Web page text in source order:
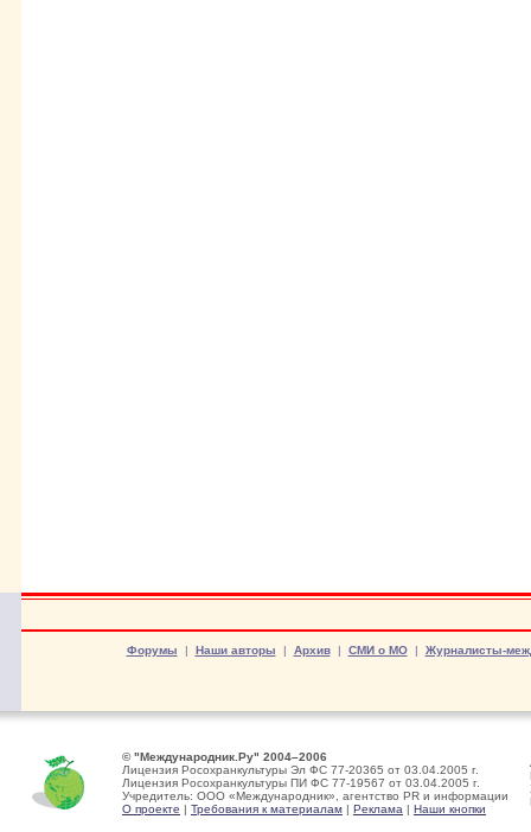
Форумы | Наши авторы | Архив| СМИ о МО| Журналисты-
© "Международник.Ру" 2004–2006
Лицензия Росохранкультуры Эл ФС 77-20365 от 03.04.2005 г.
Лицензия Росохранкультуры ПИ ФС 77-19567 от 03.04.2005 г.
Учредитель: ООО «Международник», агентство PR и информации
О проекте | Требования к материалам | Реклама | Наши кнопки